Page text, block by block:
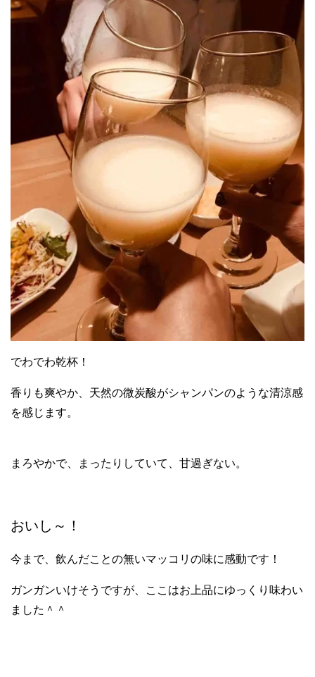
でわでわ乾杯！
香りも爽やか、天然の微炭酸がシャンパンのような清涼感
を感じます。
まろやかで、まったりしていて、甘過ぎない。
おいし～！
今まで、飲んだことの無いマッコリの味に感動です！
ガンガンいけそうですが、ここはお上品にゆっくり味わい
ました＾＾